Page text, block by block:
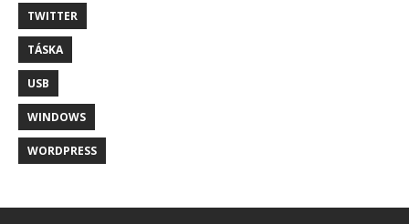
TWITTER
TÁSKA
USB
WINDOWS
WORDPRESS